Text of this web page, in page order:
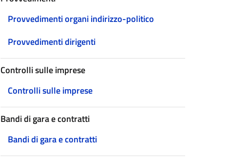
Provvedimenti organi indirizzo-politico
Provvedimenti dirigenti
Controlli sulle imprese
Controlli sulle imprese
Bandi di gara e contratti
Bandi di gara e contratti